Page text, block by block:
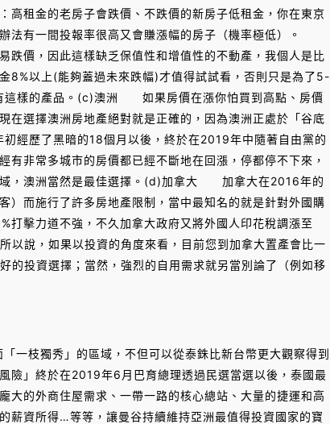
租金的老房子會跌價、不跌價的新房子低租金，你在東京
法有一間投報率很高又會賺漲幅的房子（機率極低）。
跌價，因此這樣缺乏保值性和增值性的不動產，我個人是比
8%以上(能夠蓋過未來跌幅)才值得試試看，否則只是為了5-
這樣的產品。(c)澳洲 如果房價在漲你怕買到高點、房價
在選擇澳洲房地產絕對就是正確的，因為澳洲正處於「谷底
歷了黑暗的18個月以後，終於在2019年中隨著自由黨的
有非常多城市的房價都已經不斷地在回漲，停都停不下來，
域，澳洲當然是最佳選擇。(d)加拿大 加拿大在2016年的
）而施行了許多房地產限制，當中最知名的就是針對外國購
打擊力道不強，不久加拿大政府又將外國人印花稅調漲至
說，如果以投資的角度來看，目前您到加拿大置產會比一
的投資選擇；當然，強烈的自用需求就另當別論了（例如移
枝獨秀」的區域，不但可以從泰銖比新台幣更大觀察得到
險」終於在2019年6月巴育總理透過民選當選以後，泰國最
的外商住屋需求、一帶一路的核心總站、大量的捷運和高
薪資所得…等等，讓曼谷持續維持亞洲最值得投資國家的寶